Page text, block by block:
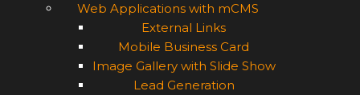
Web Applications with mCMS
External Links
Mobile Business Card
Image Gallery with Slide Show
Lead Generation